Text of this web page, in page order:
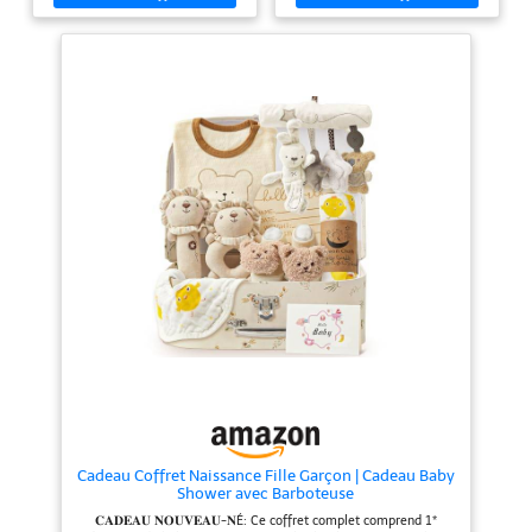
naturellement bébé Possibilité
coucher Matières toutes douces ;
peluche lavable en machine une
fois les pièces électroniques
retirées
et le déshabillage, ce qui permet
pensé pour les nouveau-nés !
Ensemble de jouets Montessori
interactifs polyvalents : les
hochets pour bébés produisent
des sons clairs et stimulent
l'ouïe, la vue et le toucher de
votre bébé, l'aidant à apprendre
à saisir et à secouer, ce qui
favorise la coordination œil-
main. Grâce à l'interaction
ludique, les parents et les bébés
peuvent profiter ensemble de
moments de complicité
chaleureux. Cadeaux pour bébés
adorables et pratiques : cet
tissu en mousseline, 1 bavoir
paire de chaussettes, 1 pendentif
apaisant et 1 carte de vœux.
cadeau pour une nouvelle
Cadeau Coffret Naissance Fille Garçon | Cadeau Baby
Shower avec Barboteuse
𝐂𝐀𝐃𝐄𝐀𝐔 𝐍𝐎𝐔𝐕𝐄𝐀𝐔-𝐍É: Ce coffret complet comprend 1*